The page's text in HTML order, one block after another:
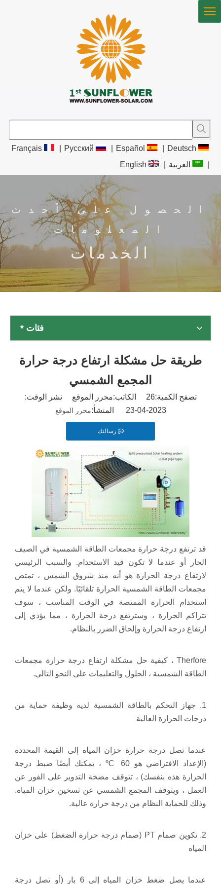
Deutsch
Español
Pусский
Français
العربية English
الحصول على أحدث
المعلومات
الخدمات
فئات *
طريقة حل مشكلة ارتفاع درجة حرارة
المجمع الشمسي
تصفح الكمية:26 الكاتب:محرر الموقع نشر الوقت:
2023-04-23 المنشأ:
محرر الموقع
رسالتك
قد ترتفع درجة حرارة مجمعات الطاقة الشمسية في الصيف
الحار أو عندما لا تكون قيد الاستخدام. والسبب الرئيسي
لارتفاع درجة الحرارة هو أنه منذ شروق الشمس ، تمتص
مجمعات الطاقة الشمسية الحرارة تلقائيًا. ولكن عندما لا يتم
استخدام الحرارة الممتصة في الوقت المناسب ، سوف
تتراكم الحرارة ، وسترتفع درجة الحرارة ، مما يؤدي إلى
ارتفاع درجة الحرارة وإلحاق الضرر بالنظام.
Therfore ، كيفية حل مشكلة ارتفاع درجة حرارة مجمعات
الطاقة الشمسية ، الحلول والتعليمات على النحو التالي.
1. جهاز التحكم بالطاقة الشمسية لديه وظيفة حماية من
درجات الحرارة العالية
عندما تصل درجة حرارة خزان المياه إلى القيمة المحددة
(الإعداد الافتراضي هو 60 ℃ ، يمكنك أيضًا ضبط درجة
الحرارة هذه بنفسك) ، تتوقف مضخة التدوير على الفور عن
العمل ، ويتوقف المجمع الشمسي عن تسخين خزان المياه.
وذلك للحماية النظام من درجة حرارة عالية.
2. تكوين صمام PT (صمام درجة حرارة الضغط) على خزان
المياه
عندما يصل ضغط خزان المياه إلى 6 بار (أو تصل درجة